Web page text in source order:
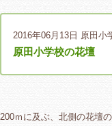
2016年06月13日 原田小
原田小学校の花壇
200ｍに及ぶ、北側の花壇